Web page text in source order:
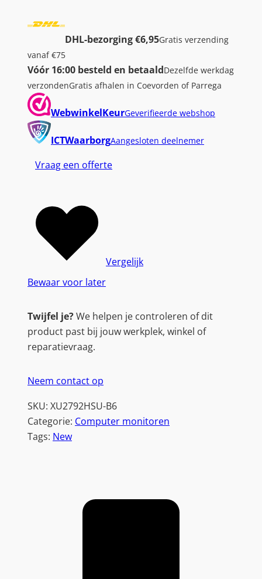
DHL-bezorging €6,95Gratis verzending
vanaf €75
Vóór 16:00 besteld en betaaldDezelfde werkdag
verzondenGratis afhalen in Coevorden of Parrega
WebwinkelKeurGeverifieerde webshop
ICTWaarborgAangesloten deelnemer
Vraag een offerte
Bewaar voor later
Vergelijk
Twijfel je?We helpen je controleren of dit
product past bij jouw werkplek, winkel of
reparatievraag.
Neem contact op
SKU: XU2792HSU-B6
Categorie: Computer monitoren
Tags: New